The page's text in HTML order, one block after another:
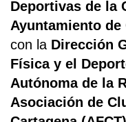
Deportivas de la
Ayuntamiento de
con la Dirección
Física y el
Autónoma de la
Asociación de